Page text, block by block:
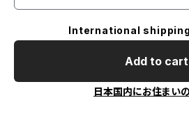
International
Add to cart
日本国内にお住まい